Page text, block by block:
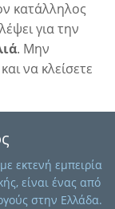
κατάλληλος
για την
. Μην
να κλείσετε
εκτενή εμπειρία
είναι ένας από
στην Ελλάδα.